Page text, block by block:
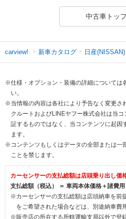
中古車トッ
carview! 新車カタログ 日産(NISSAN)
※仕様・オプション・装備の詳細については
い。
※当情報の内容は各社により予告なく変更さ
クルートおよびLINEヤフー株式会社は当
証するものではなく、当コンテンツに起因
ます。
※コンテンツもしくはデータの全部または一
ことを禁じます。
カーセンサーの支払総額は店頭乗り出し価
支払総額（税込） ＝ 車両本体価格＋諸費用
※カーセンサーの支払総額は店頭納車を前
をご希望された場合などは、別途納車費
※販売店の所在する所轄運輸支局以外で登